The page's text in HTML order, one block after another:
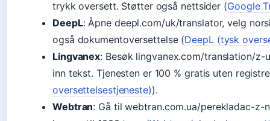
trykk oversett. Støtter også nettsider (Google
DeepL: Åpne deepl.com/uk/translator, velg
også dokumentoversettelse (DeepL (tysk
Lingvanex: Besøk lingvanex.com/translation/
inn tekst. Tjenesten er 100 % gratis uten
oversettelsestjeneste)).
Webtran: Gå til webtran.com.ua/perekladac-